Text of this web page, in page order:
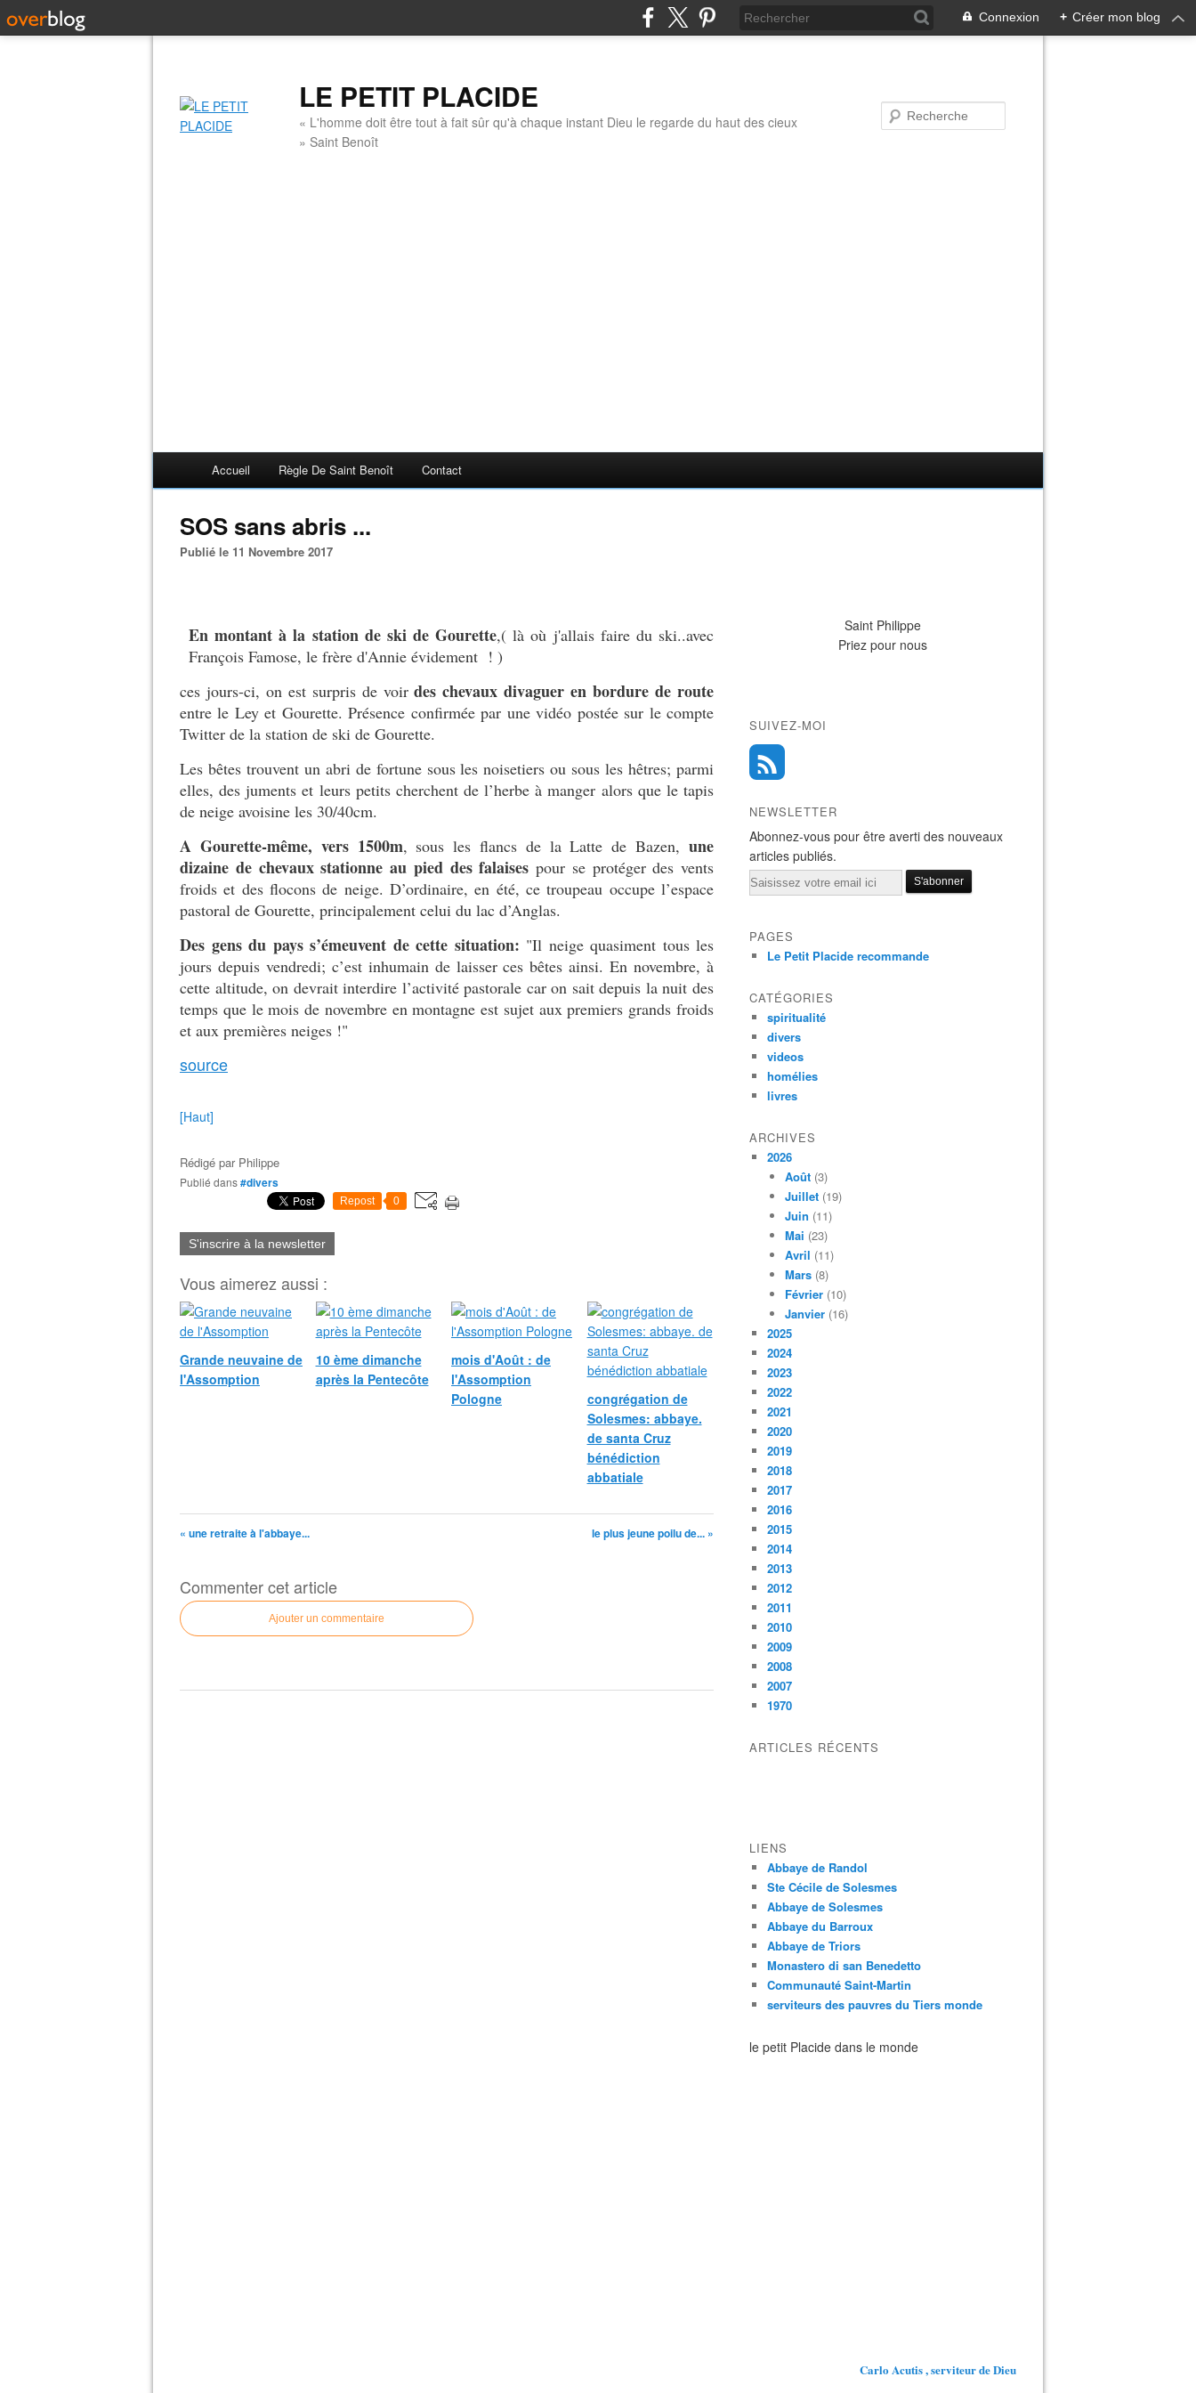
Connexion + Créer mon blog
LE PETIT PLACIDE
« L'homme doit être tout à fait sûr qu'à chaque instant Dieu le regarde du haut des cieux
» Saint Benoît
Accueil Règle De Saint Benoît Contact
SOS sans abris ...
Publié le 11 Novembre 2017
En montant à la station de ski de Gourette,( là où j'allais faire du ski..avec
François Famose, le frère d'Annie évidement ! )
ces jours-ci, on est surpris de voirdes chevaux divaguer en bordure de route
entre le Ley et Gourette. Présence confirmée par une vidéo postée sur le compte
Twitter de la station de ski de Gourette.
Les bêtes trouvent un abri de fortune sous les noisetiers ou sous les hêtres; parmi
elles, des juments et leurs petits cherchent de l’herbe à manger alors que le tapis
de neige avoisine les 30/40cm.
A Gourette-même, vers 1500m, sous les flancs de la Latte de Bazen, une
dizaine de chevaux stationne au pied des falaises pour se protéger des vents
froids et des flocons de neige. D’ordinaire, en été, ce troupeau occupe l’espace
pastoral de Gourette, principalement celui du lac d’Anglas.
Des gens du pays s’émeuvent de cette situation: "Il neige quasiment tous les
jours depuis vendredi; c’est inhumain de laisser ces bêtes ainsi. En novembre, à
cette altitude, on devrait interdire l’activité pastorale car on sait depuis la nuit des
temps que le mois de novembre en montagne est sujet aux premiers grands froids
et aux premières neiges !"
source
[Haut]
Rédigé par Philippe
Publié dans#divers
Repost 0
S'inscrire à la newsletter
Vous aimerez aussi :
Grande neuvaine de
l'Assomption
10 ème dimanche
après la Pentecôte
mois d'Août : de
l'Assomption
Pologne
congrégation de
Solesmes: abbaye.
de santa Cruz
bénédiction
abbatiale
« une retraite à l'abbaye... le plus jeune poilu de... »
Commenter cet article
Ajouter un commentaire
Saint Philippe
Priez pour nous
SUIVEZ-MOI
NEWSLETTER
Abonnez-vous pour être averti des nouveaux
articles publiés.
Email
PAGES
Le Petit Placide recommande
CATÉGORIES
spiritualité
divers
videos
homélies
livres
ARCHIVES
2026
Août (3)
Juillet (19)
Juin (11)
Mai (23)
Avril (11)
Mars (8)
Février (10)
Janvier (16)
2025
2024
2023
2022
2021
2020
2019
2018
2017
2016
2015
2014
2013
2012
2011
2010
2009
2008
2007
1970
ARTICLES RÉCENTS
LIENS
Abbaye de Randol
Ste Cécile de Solesmes
Abbaye de Solesmes
Abbaye du Barroux
Abbaye de Triors
Monastero di san Benedetto
Communauté Saint-Martin
serviteurs des pauvres du Tiers monde
le petit Placide dans le monde
Carlo Acutis , serviteur de Dieu